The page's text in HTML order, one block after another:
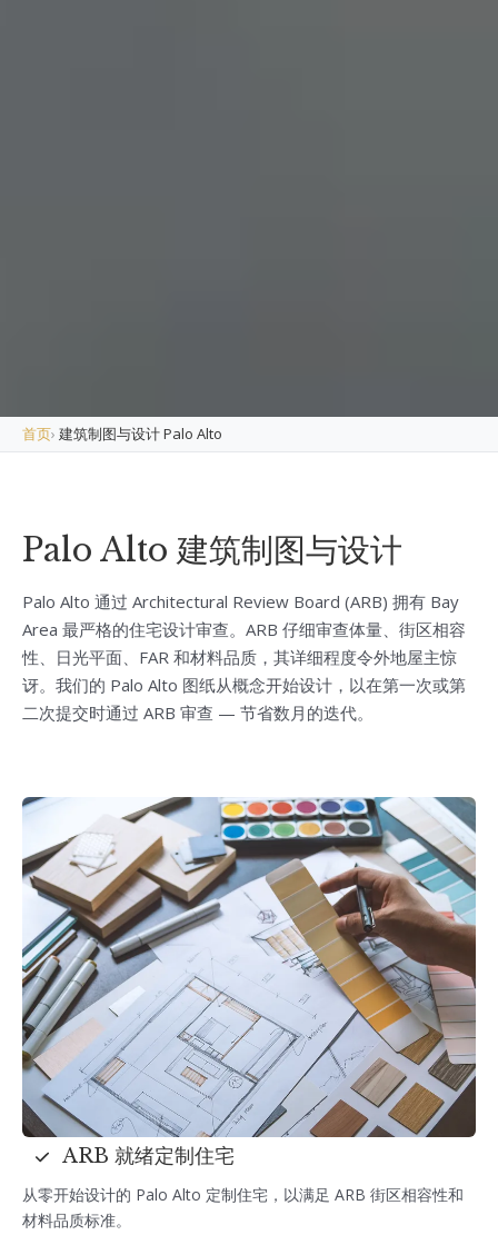
首页› 建筑制图与设计 Palo Alto
Palo Alto 建筑制图与设计
Palo Alto 通过 Architectural Review Board (ARB) 拥有 Bay
Area 最严格的住宅设计审查。ARB 仔细审查体量、街区相容
性、日光平面、FAR 和材料品质，其详细程度令外地屋主惊
讶。我们的 Palo Alto 图纸从概念开始设计，以在第一次或第
二次提交时通过 ARB 审查 — 节省数月的迭代。
ARB 就绪定制住宅
从零开始设计的 Palo Alto 定制住宅，以满足 ARB 街区相容性和
材料品质标准。